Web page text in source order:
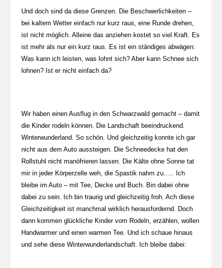
Und doch sind da diese Grenzen. Die Beschwerlichkeiten –
bei kaltem Wetter einfach nur kurz raus, eine Runde drehen,
ist nicht möglich. Alleine das anziehen kostet so viel Kraft. Es
ist mehr als nur ein kurz raus. Es ist ein ständiges abwägen:
Was kann ich leisten, was lohnt sich? Aber kann Schnee sich
lohnen? Ist er nicht einfach da?
Wir haben einen Ausflug in den Schwarzwald gemacht – damit
die Kinder rodeln können. Die Landschaft beeindruckend.
Winterwunderland. So schön. Und gleichzeitig konnte ich gar
nicht aus dem Auto aussteigen. Die Schneedecke hat den
Rollstuhl nicht manöfrieren lassen. Die Kälte ohne Sonne tat
mir in jeder Körperzelle weh, die Spastik nahm zu….. Ich
bleibe im Auto – mit Tee, Decke und Buch. Bin dabei ohne
dabei zu sein. Ich bin traurig und gleichzeitig froh. Ach diese
Gleichzeitigkeit ist manchmal wirklich herausfordernd. Doch
dann kommen glückliche Kinder vom Rodeln, erzählen, wollen
Handwarmer und einen warmen Tee. Und ich schaue hinaus
und sehe diese Winterwunderlandschaft. Ich bleibe dabei: